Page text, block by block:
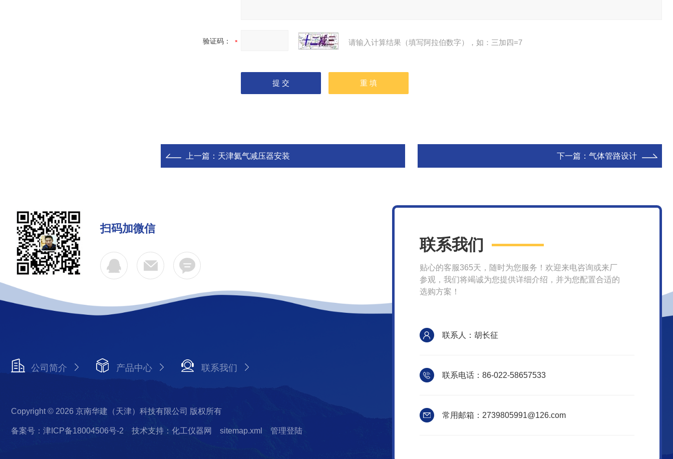
验证码： 请输入计算结果（填写阿拉伯数字），如：三加四=7
上一篇： 天津氦气减压器安装 下一篇： 气体管路设计
扫码加微信
公司简介 产品中心 联系我们
Copyright © 2026 京南华建（天津）科技有限公司 版权所有
备案号：津ICP备18004506号-2 技术支持：化工仪器网 sitemap.xml 管理登陆
联系我们
贴心的客服365天，随时为您服务！欢迎来电咨询或来厂
参观，我们将竭诚为您提供详细介绍，并为您配置合适的
选购方案！
联系人：胡长征
联系电话：86-022-58657533
常用邮箱：2739805991@126.com